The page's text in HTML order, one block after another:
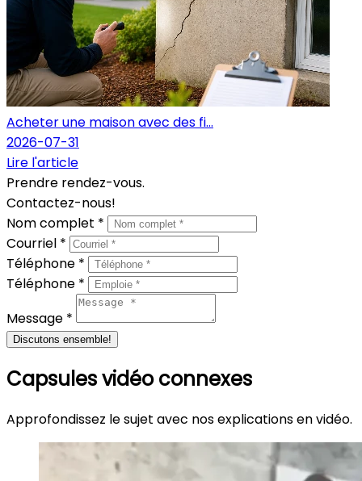
Acheter une maison avec des fi...
2026-07-31
Lire l'article
Prendre rendez-vous.
Contactez-nous!
Nom complet *
Courriel *
Téléphone *
Téléphone *
Message *
Discutons ensemble!
Capsules vidéo connexes
Approfondissez le sujet avec nos explications en vidéo.